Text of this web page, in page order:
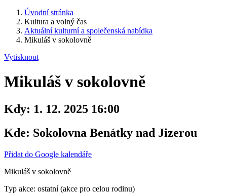
Úvodní stránka
Kultura a volný čas
Aktuální kulturní a společenská nabídka
Mikuláš v sokolovně
Vytisknout
Mikuláš v sokolovně
Kdy: 1. 12. 2025 16:00
Kde: Sokolovna Benátky nad Jizerou
Přidat do Google kalendáře
Mikuláš v sokolovně
Typ akce: ostatní (akce pro celou rodinu)